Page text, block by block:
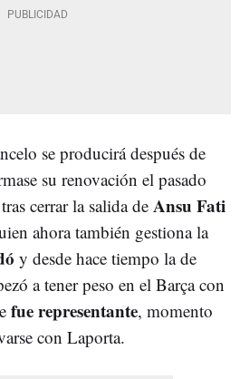
se producirá después de
su renovación el pasado
cerrar la salida de Ansu Fati
ahora también gestiona la
y desde hace tiempo la de
a tener peso en el Barça con
fue representante, momento
con Laporta.